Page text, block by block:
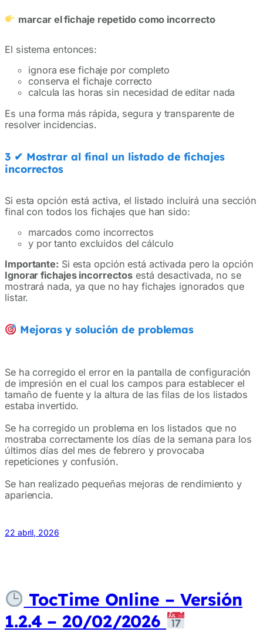
marcar el fichaje repetido como incorrecto
El sistema entonces:
ignora ese fichaje por completo
conserva el fichaje correcto
calcula las horas sin necesidad de editar nada
Es una forma más rápida, segura y transparente de
resolver incidencias.
3 ✔ Mostrar al final un listado de fichajes
incorrectos
Si esta opción está activa, el listado incluirá una sección
final con todos los fichajes que han sido:
marcados como incorrectos
y por tanto excluidos del cálculo
Importante: Si esta opción está activada pero la opción
Ignorar fichajes incorrectos está desactivada, no se
mostrará nada, ya que no hay fichajes ignorados que
listar.
Mejoras y solución de problemas
Se ha corregido el error en la pantalla de configuración
de impresión en el cual los campos para establecer el
tamaño de fuente y la altura de las filas de los listados
estaba invertido.
Se ha corregido un problema en los listados que no
mostraba correctamente los días de la semana para los
últimos días del mes de febrero y provocaba
repeticiones y confusión.
Se han realizado pequeñas mejoras de rendimiento y
apariencia.
22 abril, 2026
TocTime Online – Versión
1.2.4 – 20/02/2026